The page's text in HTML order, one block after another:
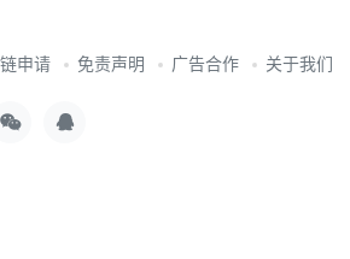
申请 免责声明 广告合作 关于我们